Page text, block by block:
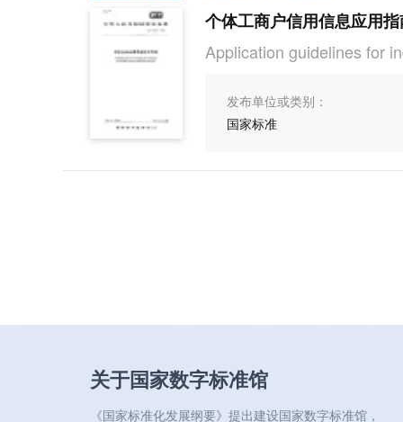
个体工商户信用信息应用
Application guidelines for
发布单位或类别：
国家标准
关于国家数字标准馆
《国家标准化发展纲要》提出建设国家数字标准馆，